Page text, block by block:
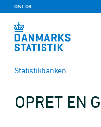
DST.DK
Statistikbanken
OPRET EN